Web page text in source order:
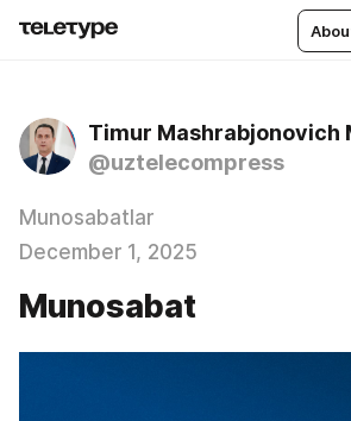
Timur Mashrabjonovich
@uztelecompress
Munosabatlar
December 1, 2025
Munosabat